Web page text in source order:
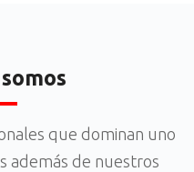
que dominan uno
además de nuestros